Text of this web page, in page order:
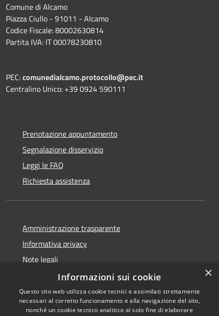
Comune di Alcamo
Piazza Ciullo - 91011 - Alcamo
Codice Fiscale: 80002630814
Partita IVA: IT 00078230810
PEC:comunedialcamo.protocollo@pec.it
Centralino Unico: +39 0924 590111
Prenotazione appuntamento
Segnalazione disservizio
Leggi le FAQ
Richiesta assistenza
Amministrazione trasparente
Informativa privacy
Note legali
Dichiarazione di accessibilità
×
Informazioni sui cookie
Questo sito web utilizza cookie tecnici e assimilati strettamente
necessari al corretto funzionamento e alla navigazione del sito,
nonché un cookie tecnico analitico al solo fine di elaborare